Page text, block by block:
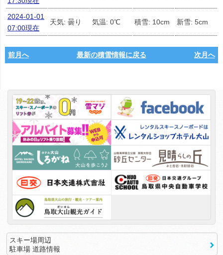
2024-01-01
07:00現在
天気: 曇り 気温: 0℃ 積雪: 10cm 新雪: 5cm
前月へ 最新の積雪情報に戻る 次月へ
スキー場周辺
駐車場 道路情報